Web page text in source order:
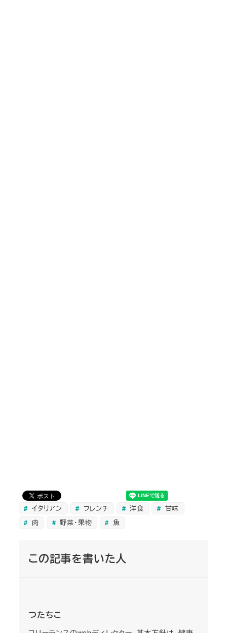
イタリアン フレンチ 洋食
甘味
肉
野菜・果物 魚
この記事を書いた人
つたちこ